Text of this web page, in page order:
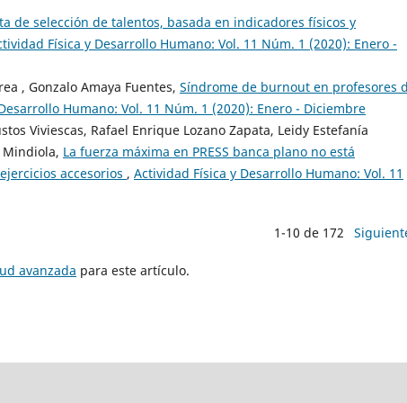
de selección de talentos, basada en indicadores físicos y
Física y Desarrollo Humano: Vol. 11 Núm. 1 (2020): Enero -
, Gonzalo Amaya Fuentes, Síndrome de burnout en profesores
Humano: Vol. 11 Núm. 1 (2020): Enero - Diciembre
Viviescas, Rafael Enrique Lozano Zapata, Leidy Estefanía
Mindiola, La fuerza máxima en PRESS banca plano no está
accesorios , Actividad Física y Desarrollo Humano: Vol. 11
1-10 de 172
avanzada para este artículo.